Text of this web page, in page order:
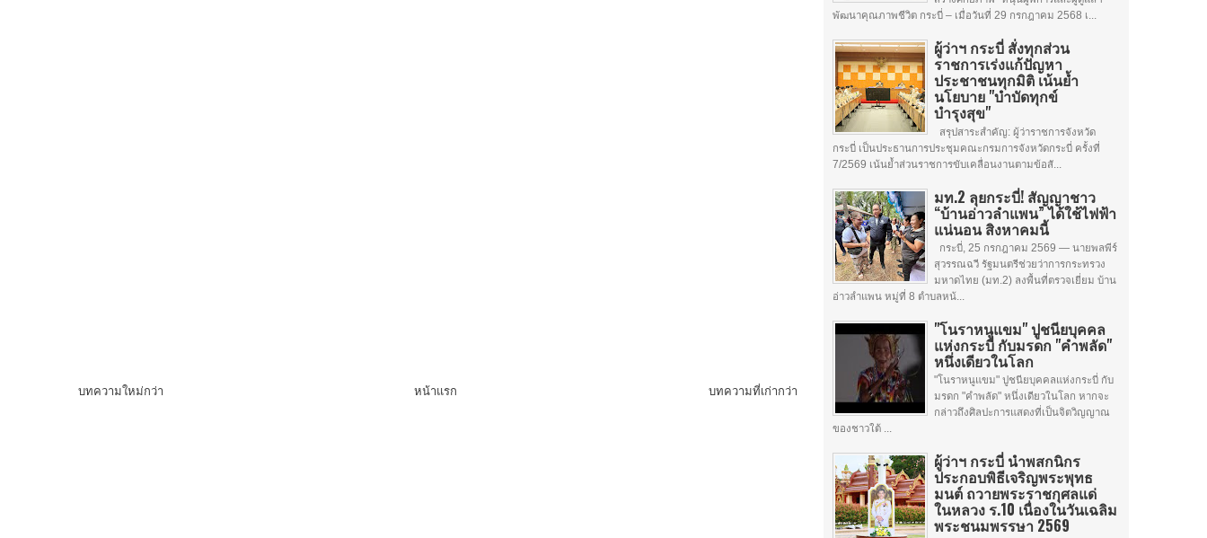
บทความใหม่กว่า บทความที่เก่ากว่า
หน้าแรก
พัฒนาคุณภาพชีวิต กระบี่ – เมื่อวันที่ 29 กรกฎาคม 2568 เ...
ผู้ว่าฯ กระบี่ สั่งทุกส่วน
ราชการเร่งแก้ปัญหา
ประชาชนทุกมิติ เน้นย้ำ
นโยบาย "บำบัดทุกข์
บำรุงสุข"
สรุปสาระสำคัญ: ผู้ว่าราชการจังหวัด
กระบี่ เป็นประธานการประชุมคณะกรมการจังหวัดกระบี่ ครั้งที่
7/2569 เน้นย้ำส่วนราชการขับเคลื่อนงานตามข้อสั...
มท.2 ลุยกระบี่! สัญญาชาว
“บ้านอ่าวลำแพน” ได้ใช้ไฟฟ้า
แน่นอน สิงหาคมนี้
กระบี่, 25 กรกฎาคม 2569 — นายพลพีร์
สุวรรณฉวี รัฐมนตรีช่วยว่าการกระทรวง
มหาดไทย (มท.2) ลงพื้นที่ตรวจเยี่ยม บ้าน
อ่าวลำแพน หมู่ที่ 8 ตำบลหน้...
"โนราหนูแขม" ปูชนียบุคคล
แห่งกระบี่ กับมรดก "คำพลัด"
หนึ่งเดียวในโลก
"โนราหนูแขม" ปูชนียบุคคลแห่งกระบี่ กับ
มรดก "คำพลัด" หนึ่งเดียวในโลก หากจะ
กล่าวถึงศิลปะการแสดงที่เป็นจิตวิญญาณ
ของชาวใต้ ...
ผู้ว่าฯ กระบี่ นำพสกนิกร
ประกอบพิธีเจริญพระพุทธ
มนต์ ถวายพระราชกุศลแด่
ในหลวง ร.10 เนื่องในวันเฉลิม
พระชนมพรรษา 2569